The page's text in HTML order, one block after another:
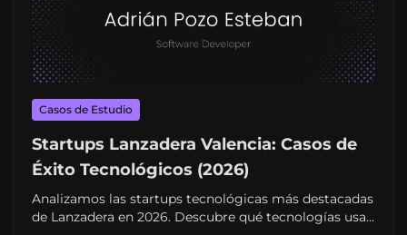
Casos de Estudio
Startups Lanzadera Valencia: Casos de
Éxito Tecnológicos (2026)
Analizamos las startups tecnológicas más destacadas
de Lanzadera en 2026. Descubre qué tecnologías usan